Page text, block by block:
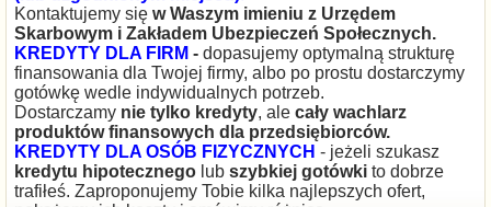
Kontaktujemy się w Waszym imieniu z Urzędem
Skarbowym i Zakładem Ubezpieczeń Społecznych.
KREDYTY DLA FIRM - dopasujemy optymalną strukturę
finansowania dla Twojej firmy, albo po prostu dostarczymy
gotówkę wedle indywidualnych potrzeb.
Dostarczamy nie tylko kredyty, ale cały wachlarz
produktów finansowych dla przedsiębiorców.
KREDYTY DLA OSÓB FIZYCZNYCH - jeżeli szukasz
kredytu hipotecznegolub szybkiej gotówkito dobrze
trafiłeś. Zaproponujemy Tobie kilka najlepszych ofert,